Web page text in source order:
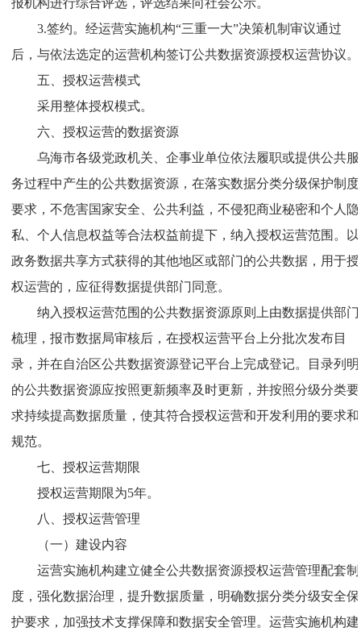
报机构进行综合评选，评选结果向社会公示。
3.签约。经运营实施机构“三重一大”决策机制审议通过
后，与依法选定的运营机构签订公共数据资源授权运营协议。
五、授权运营模式
采用整体授权模式。
六、授权运营的数据资源
乌海市各级党政机关、企事业单位依法履职或提供公共服
务过程中产生的公共数据资源，在落实数据分类分级保护制度
要求，不危害国家安全、公共利益，不侵犯商业秘密和个人隐
私、个人信息权益等合法权益前提下，纳入授权运营范围。以
政务数据共享方式获得的其他地区或部门的公共数据，用于授
权运营的，应征得数据提供部门同意。
纳入授权运营范围的公共数据资源原则上由数据提供部门
梳理，报市数据局审核后，在授权运营平台上分批次发布目
录，并在自治区公共数据资源登记平台上完成登记。目录列明
的公共数据资源应按照更新频率及时更新，并按照分级分类要
求持续提高数据质量，使其符合授权运营和开发利用的要求和
规范。
七、授权运营期限
授权运营期限为5年。
八、授权运营管理
（一）建设内容
运营实施机构建立健全公共数据资源授权运营管理配套制
度，强化数据治理，提升数据质量，明确数据分类分级安全保
护要求，加强技术支撑保障和数据安全管理。运营实施机构建